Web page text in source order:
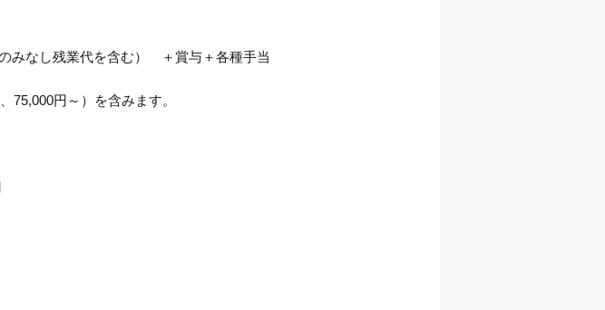
みなし残業代を含む） ＋賞与＋各種手当
75,000円～）を含みます。